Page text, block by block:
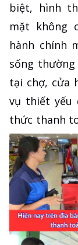
biệt, hình
mặt không
hành chính
sống
tại chợ, cửa
vụ thiết yếu
thức thanh